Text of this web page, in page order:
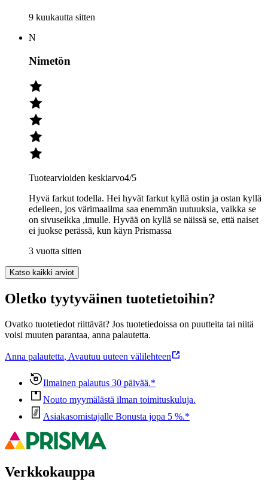
9 kuukautta sitten
N
Nimetön
Tuotearvioiden keskiarvo4/5
Hyvä farkut todella. Hei hyvät farkut kyllä ostin ja ostan kyllä
edelleen, jos värimaailma saa enemmän uutuuksia, vaikka se
on sivuseikka ,imulle. Hyvää on kyllä se näissä se, että naiset
ei juokse perässä, kun käyn Prismassa
3 vuotta sitten
Katso kaikki arviot
Oletko tyytyväinen tuotetietoihin?
Ovatko tuotetiedot riittävät? Jos tuotetiedoissa on puutteita tai niitä
voisi muuten parantaa, anna palautetta.
Anna palautetta, Avautuu uuteen välilehteen
Ilmainen palautus 30 päivää.*
Nouto myymälästä ilman toimituskuluja.
Asiakasomistajalle Bonusta jopa 5 %.*
Verkkokauppa